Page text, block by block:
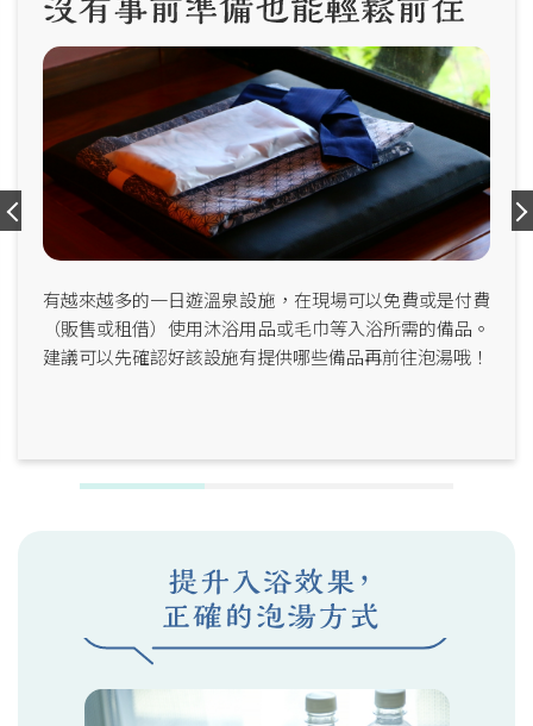
有越來越多的一日遊溫泉設施，在現場可以免費或是付費
（販售或租借）使用沐浴用品或毛巾等入浴所需的備品。
建議可以先確認好該設施有提供哪些備品再前往泡湯哦！